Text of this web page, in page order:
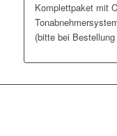
Komplettpaket mit
(bitte bei